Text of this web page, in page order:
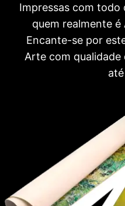
Impressas com todo
quem realmente
Encante-se por
Arte com